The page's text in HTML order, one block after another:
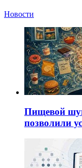
Новости
Пищевой
позволили